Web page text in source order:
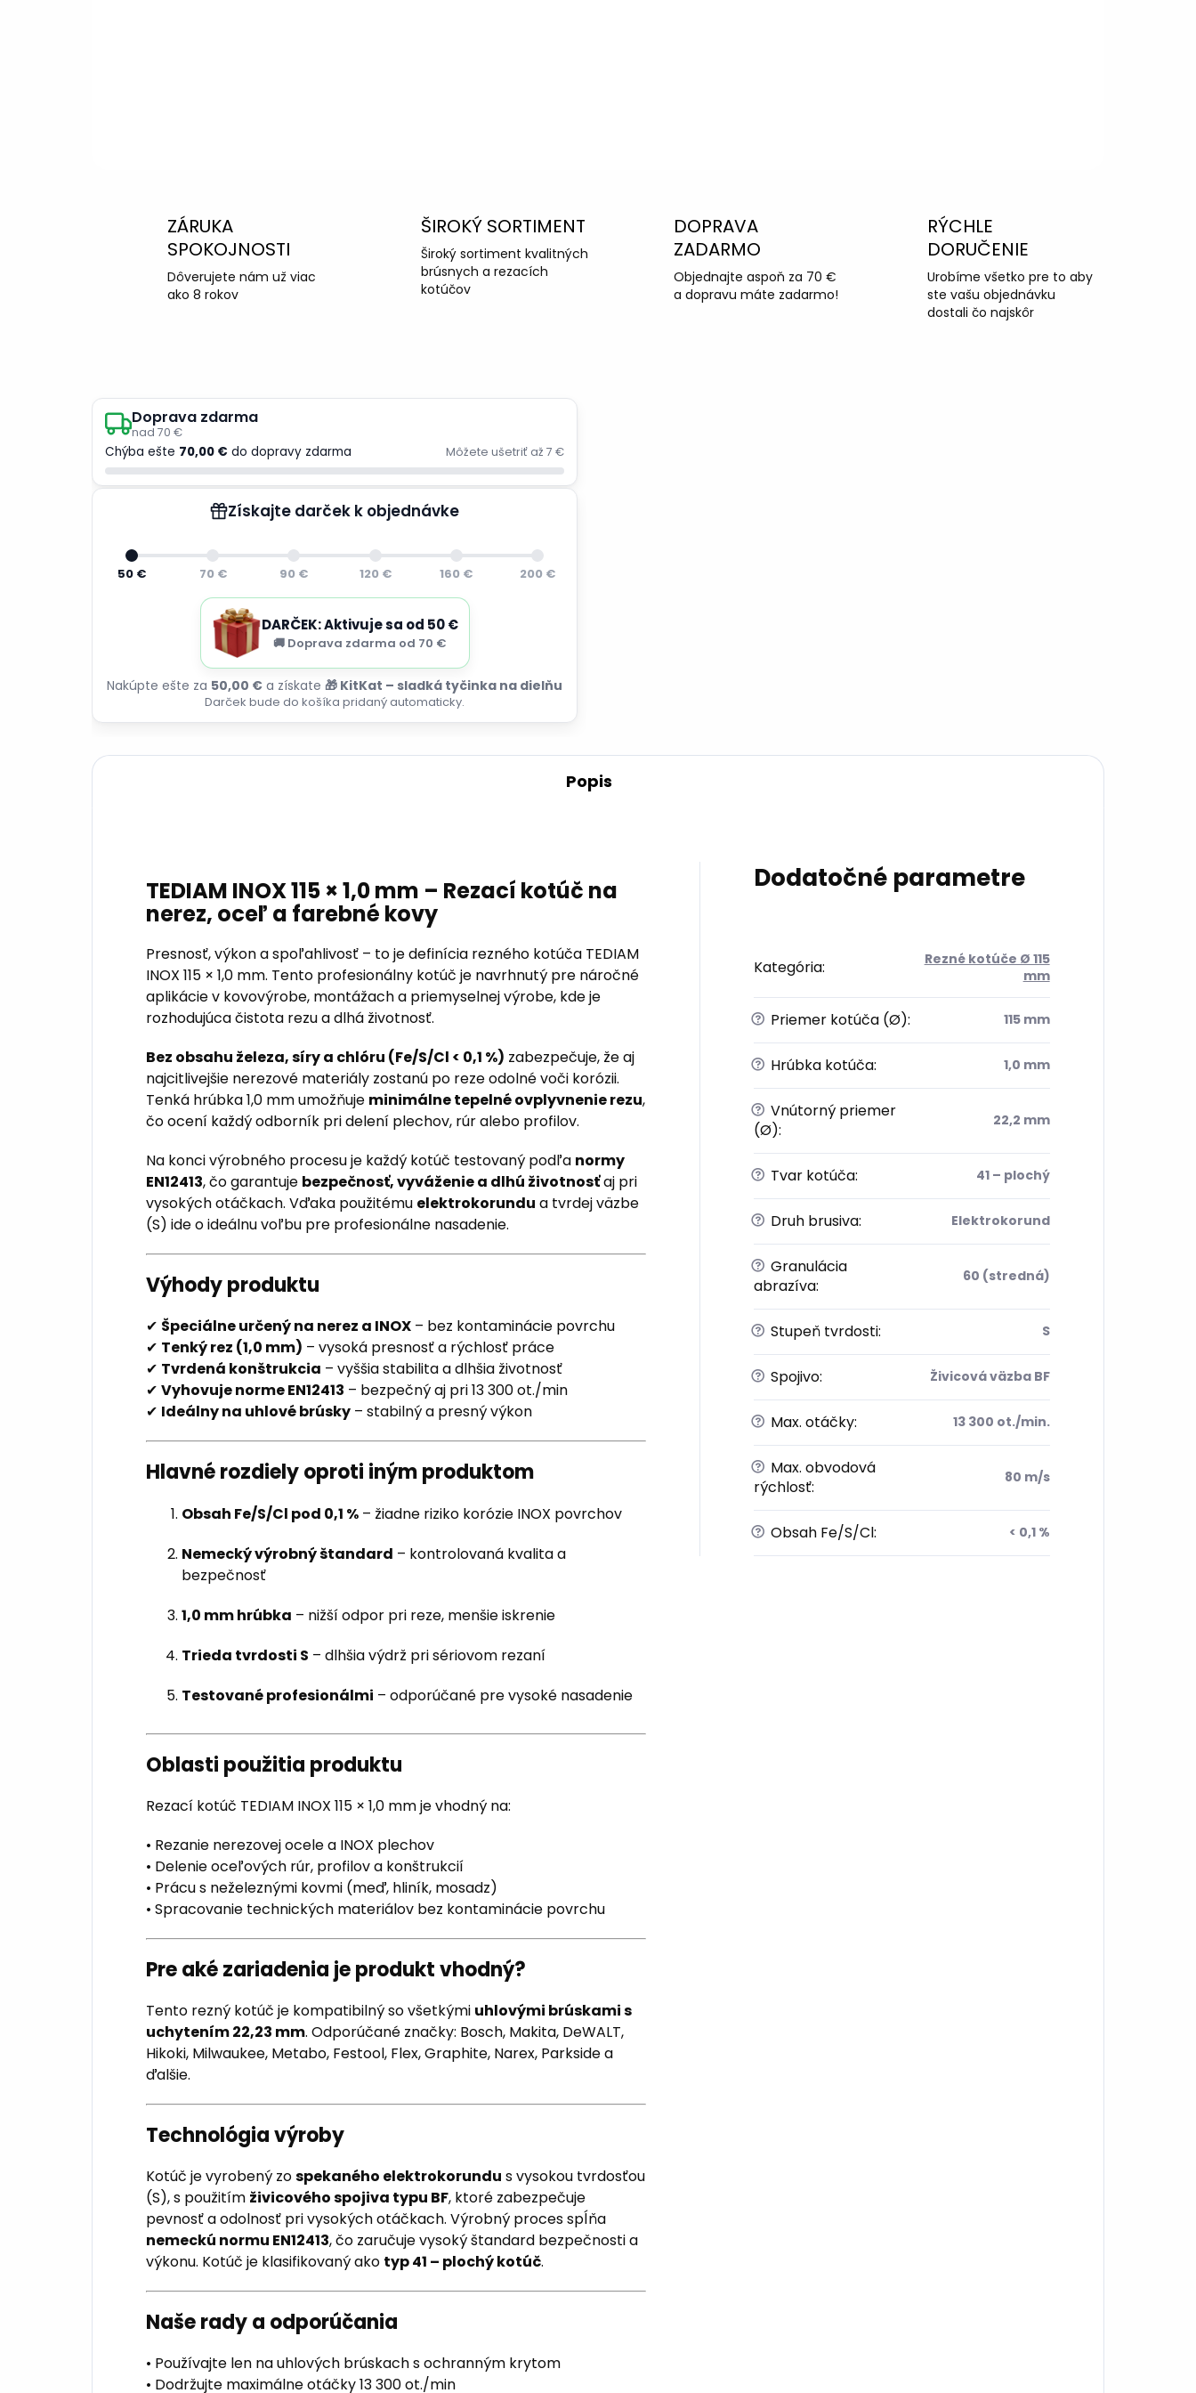
ZÁRUKA
SPOKOJNOSTI
Dôverujete nám už viac
ako 8 rokov
ŠIROKÝ SORTIMENT
Široký sortiment kvalitných
brúsnych a rezacích
kotúčov
DOPRAVA
ZADARMO
Objednajte aspoň za 70 €
a dopravu máte zadarmo!
RÝCHLE
DORUČENIE
Urobíme všetko pre to aby
ste vašu objednávku
dostali čo najskôr
Doprava zdarma
nad 70 €
Chýba ešte 70,00 € do dopravy zdarma Môžete ušetriť až 7 €
Získajte darček k objednávke
50 € 70 € 90 € 120 € 160 € 200 €
DARČEK: Aktivuje sa od 50 €
🚚 Doprava zdarma od 70 €
Nakúpte ešte za 50,00 € a získate 🎁 KitKat – sladká tyčinka na dielňu
Darček bude do košíka pridaný automaticky.
Popis
TEDIAM INOX 115 × 1,0 mm – Rezací kotúč na
nerez, oceľ a farebné kovy
Presnosť, výkon a spoľahlivosť – to je definícia rezného kotúča TEDIAM
INOX 115 × 1,0 mm. Tento profesionálny kotúč je navrhnutý pre náročné
aplikácie v kovovýrobe, montážach a priemyselnej výrobe, kde je
rozhodujúca čistota rezu a dlhá životnosť.
Bez obsahu železa, síry a chlóru (Fe/S/Cl < 0,1 %) zabezpečuje, že aj
najcitlivejšie nerezové materiály zostanú po reze odolné voči korózii.
Tenká hrúbka 1,0 mm umožňuje minimálne tepelné ovplyvnenie rezu,
čo ocení každý odborník pri delení plechov, rúr alebo profilov.
Na konci výrobného procesu je každý kotúč testovaný podľa normy
EN12413, čo garantuje bezpečnosť, vyváženie a dlhú životnosťaj pri
vysokých otáčkach. Vďaka použitému elektrokorundu a tvrdej väzbe
(S) ide o ideálnu voľbu pre profesionálne nasadenie.
Výhody produktu
✔ Špeciálne určený na nerez a INOX – bez kontaminácie povrchu
✔ Tenký rez (1,0 mm) – vysoká presnosť a rýchlosť práce
✔ Tvrdená konštrukcia – vyššia stabilita a dlhšia životnosť
✔ Vyhovuje norme EN12413 – bezpečný aj pri 13 300 ot./min
✔ Ideálny na uhlové brúsky – stabilný a presný výkon
Hlavné rozdiely oproti iným produktom
Obsah Fe/S/Cl pod 0,1 % – žiadne riziko korózie INOX povrchov
Nemecký výrobný štandard – kontrolovaná kvalita a
bezpečnosť
1,0 mm hrúbka – nižší odpor pri reze, menšie iskrenie
Trieda tvrdosti S – dlhšia výdrž pri sériovom rezaní
Testované profesionálmi – odporúčané pre vysoké nasadenie
Oblasti použitia produktu
Rezací kotúč TEDIAM INOX 115 × 1,0 mm je vhodný na:
• Rezanie nerezovej ocele a INOX plechov
• Delenie oceľových rúr, profilov a konštrukcií
• Prácu s neželeznými kovmi (meď, hliník, mosadz)
• Spracovanie technických materiálov bez kontaminácie povrchu
Pre aké zariadenia je produkt vhodný?
Tento rezný kotúč je kompatibilný so všetkými uhlovými brúskami s
uchytením 22,23 mm. Odporúčané značky: Bosch, Makita, DeWALT,
Hikoki, Milwaukee, Metabo, Festool, Flex, Graphite, Narex, Parkside a
ďalšie.
Technológia výroby
Kotúč je vyrobený zospekaného elektrokorundu s vysokou tvrdosťou
(S), s použitím živicového spojiva typu BF, ktoré zabezpečuje
pevnosť a odolnosť pri vysokých otáčkach. Výrobný proces spĺňa
nemeckú normu EN12413, čo zaručuje vysoký štandard bezpečnosti a
výkonu. Kotúč je klasifikovaný ako typ 41 – plochý kotúč.
Naše rady a odporúčania
• Používajte len na uhlových brúskach s ochranným krytom
• Dodržujte maximálne otáčky 13 300 ot./min
Dodatočné parametre
Kategória:
Rezné kotúče Ø 115
mm
? Priemer kotúča (Ø): 115 mm
? Hrúbka kotúča: 1,0 mm
? Vnútorný priemer
(Ø): 22,2 mm
? Tvar kotúča: 41 – plochý
? Druh brusiva: Elektrokorund
? Granulácia
abrazíva: 60 (stredná)
? Stupeň tvrdosti: S
? Spojivo: Živicová väzba BF
? Max. otáčky: 13 300 ot./min.
? Max. obvodová
rýchlosť: 80 m/s
? Obsah Fe/S/Cl: < 0,1 %